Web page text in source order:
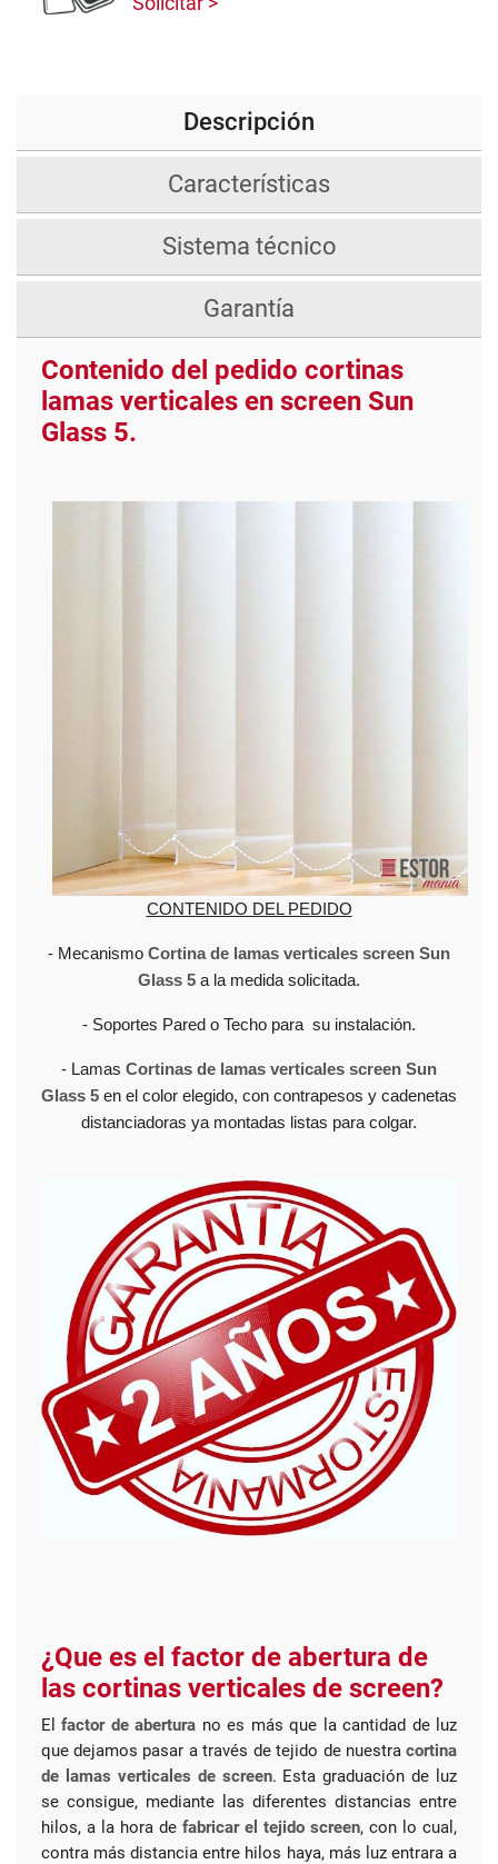
Descripción
Características
Sistema técnico
Garantía
Contenido del pedido cortinas
lamas verticales en screen Sun
Glass 5.
CONTENIDO DEL PEDIDO
- Mecanismo Cortina de lamas verticales screen Sun
Glass 5 a la medida solicitada.
- Soportes Pared o Techo para su instalación.
- Lamas Cortinas de lamas verticales screen Sun
Glass 5 en el color elegido, con contrapesos y cadenetas
distanciadoras ya montadas listas para colgar.
¿Que es el factor de abertura de
las cortinas verticales de screen?
Elfactor de abertura no es más que la cantidad de luz
que dejamos pasar a través de tejido de nuestracortina
de lamas verticales de screen. Esta graduación de luz
se consigue, mediante las diferentes distancias entre
hilos, a la hora de fabricar el tejido screen, con lo cual,
contra más distancia entre hilos haya, más luz entrara a